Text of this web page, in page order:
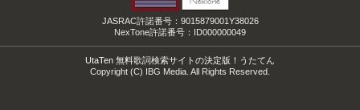
JASRAC許諾番号：9015879001Y38026
NexTone許諾番号：ID000000049
UtaTen 無料歌詞検索サイトの決定版！うたてん
Copyright (C) IBG Media. All Rights Reserved.